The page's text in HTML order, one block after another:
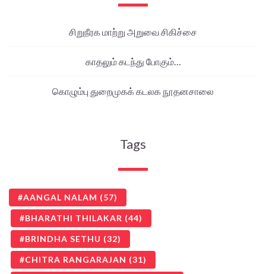
சிறுநீரக மாற்று அறுவை சிகிச்சை
காதலும் கடந்து போகும்…
கொழும்பு துறைமுகக் கடலக நூதனசாலை
Tags
AANGAL NALAM (57)
BHARATHI THILAKAR (44)
BRINDHA SETHU (32)
CHITRA RANGARAJAN (31)